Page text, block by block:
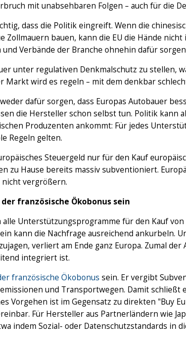
mit unabsehbaren Folgen – auch für die
dass die Politik eingreift. Wenn die
Zollmauern bauen, kann die EU die Hände
Verbände der Branche ohnehin dafür
unter regulativen Denkmalschutz zu stellen,
Markt wird es regeln – mit dem denkbar
dafür sorgen, dass Europas Autobauer
die Hersteller schon selbst tun. Politik kann
Produzenten ankommt: Für jedes
Regeln gelten.
Steuergeld nur für den Kauf
zu Hause bereits massiv subventioniert.
nicht vergrößern.
französische Ökobonus sein
Unterstützungsprogramme für den Kauf
kann die Nachfrage ausreichend ankurbeln.
verliert am Ende ganz Europa. Zumal
integriert ist.
französische Ökobonus sein. Er vergibt
und Transportwegen. Damit schließt
Vorgehen ist im Gegensatz zu direkten "Buy
Für Hersteller aus Partnerländern wie
indem Sozial- oder Datenschutzstandards in